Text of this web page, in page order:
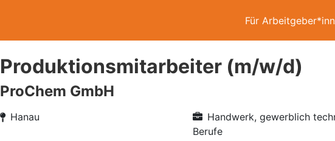
Für
Produktionsmitarbeiter (m/w/d)
ProChem GmbH
Hanau
Handwerk, gewerblich
Berufe